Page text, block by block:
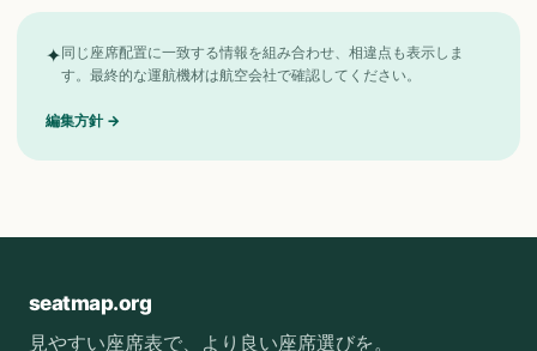
✦同じ座席配置に一致する情報を組み合わせ、相違点も表示しま
す。最終的な運航機材は航空会社で確認してください。
編集方針→
seatmap.org
見やすい座席表で、より良い座席選びを。